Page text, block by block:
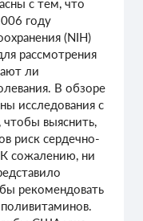
с тем, что
году
(NIH)
рассмотрения
ли
В обзоре
исследования с
выяснить,
риск сердечно-
К сожалению, ни
рекомендовать